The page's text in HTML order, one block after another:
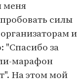
меня
силы
и
"Спасибо за
марафон
На этом мой